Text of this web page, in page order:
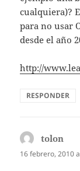
cualquiera)?
para no usar
desde el año
http://
RESPONDER
tolon
16 febrero, 2010